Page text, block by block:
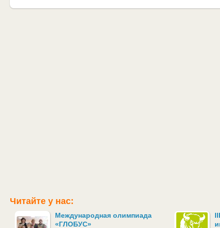
Читайте у нас:
Международная олимпиада
«ГЛОБУС»